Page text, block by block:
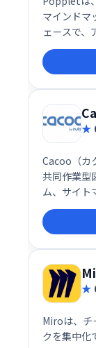
マインドマ
ェースで、
四角形
イズ変更、
ーンスト
ちます。
Cacoo（カ
共同作業型
ム、サイト
など、様
作性でチー
報共有を
トの進捗管
Miroは、チ
クを集中化